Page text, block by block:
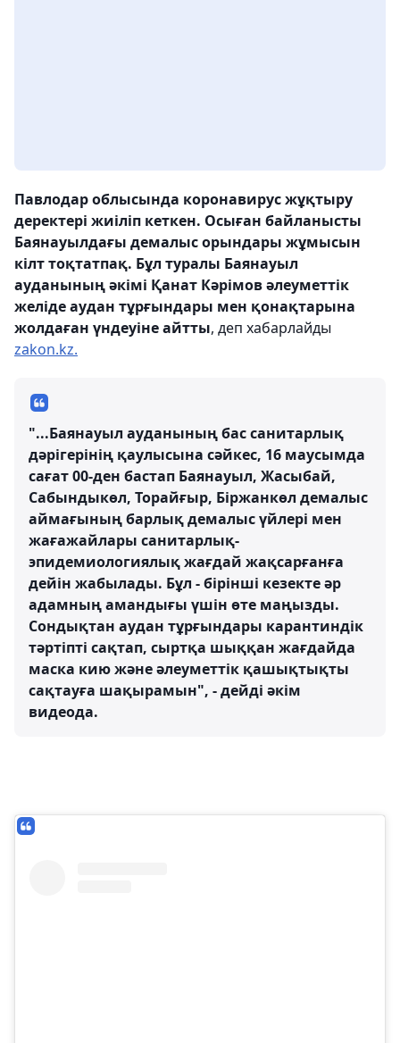
Павлодар облысында коронавирус жұқтыру
деректері жиіліп кеткен. Осыған байланысты
Баянауылдағы демалыс орындары жұмысын
кілт тоқтатпақ. Бұл туралы Баянауыл
ауданының әкімі Қанат Кәрімов әлеуметтік
желіде аудан тұрғындары мен қонақтарына
жолдаған үндеуіне айтты, деп хабарлайды
zakon.kz.
"...Баянауыл ауданының бас санитарлық
дәрігерінің қаулысына сәйкес, 16 маусымда
сағат 00-ден бастап Баянауыл, Жасыбай,
Сабындыкөл, Торайғыр, Біржанкөл демалыс
аймағының барлық демалыс үйлері мен
жағажайлары санитарлық-
эпидемиологиялық жағдай жақсарғанға
дейін жабылады. Бұл - бірінші кезекте әр
адамның амандығы үшін өте маңызды.
Сондықтан аудан тұрғындары карантиндік
тәртіпті сақтап, сыртқа шыққан жағдайда
маска кию және әлеуметтік қашықтықты
сақтауға шақырамын", - дейді әкім
видеода.